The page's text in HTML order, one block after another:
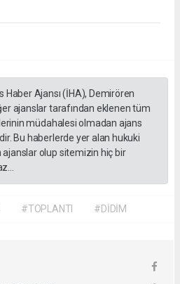
Haber Ajansı (İHA), Demirören
ajanslar tarafından eklenen tüm
müdahalesi olmadan ajans
Bu haberlerde yer alan hukuki
olup sitemizin hiç bir
#TOPLANTI #DİDİM